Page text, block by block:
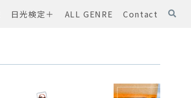
日光検定＋ ALL GENRE Contact